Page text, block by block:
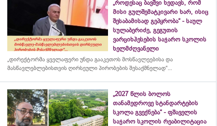
„როდესაც ბავშვი ხედავს, რომ
მისი გულშემატკივარი ხარ, ისიც
შესაბამისად გეპყრობა“ - საულ
სულაბერიძე, გეგუთის
ვარციხჰესების საჯარო სკოლის
ხელმძღვანელი
„დირექტორმა ყველაფერი უნდა გააკეთოს მოსწავლეებისა და
მასწავლებლებისთვის ღირსეული პირობების შესაქმნელად“...
„2027 წლის ბოლოს
თანამედროვე სტანდარტების
სკოლა გვექნება“ - ფშაველის
საჯარო სკოლის რეაბილიტაცია